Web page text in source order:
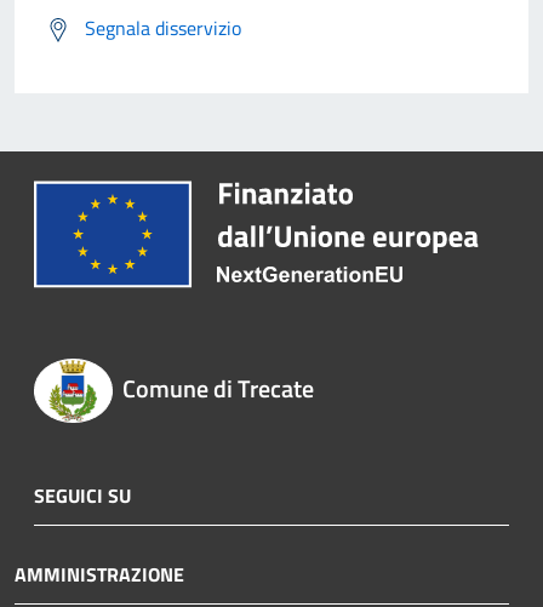
Segnala disservizio
Comune di Trecate
SEGUICI SU
AMMINISTRAZIONE